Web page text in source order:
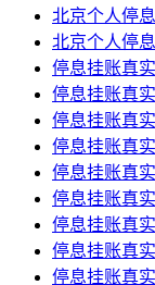
北京个人停
北京个人停
停息挂账真
停息挂账真
停息挂账真
停息挂账真
停息挂账真
停息挂账真
停息挂账真
停息挂账真
停息挂账真